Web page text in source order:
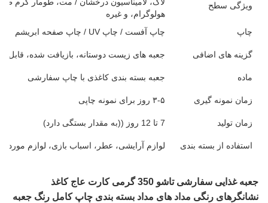
ویژگی سطح
هولوگرام، و غیره
چاپ
چاپ آفست / چاپ UV / چاپ صفحه ابریشم
گزینه های اضافی جعبه های زیست دوستانه، بازیافت شده، قابل
ماده جعبه بسته بندی کاغذی با چاپ سفارشی
زمان نمونه گیری ۳-۵ روز برای نمونه چاپی
زمان تولید 7 تا 12 روز ((به مقدار بستگی دارد)
استفاده از بسته بندی لوازم آرایشی، عطر، اسباب بازی، لوازم مورد
جعبه غذایی سفارشی تاشو 350 گرمی کارت عاج کاغذ
نشانگرهای رنگی مداد های مداد بسته بندی چاپ کامل رنگ جعبه